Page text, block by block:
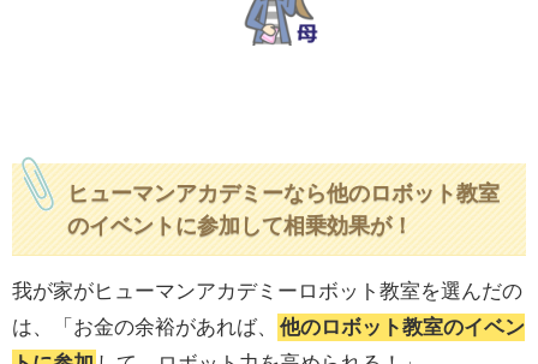
ヒューマンアカデミーなら他のロボット教室
のイベントに参加して相乗効果が！
我が家がヒューマンアカデミーロボット教室を選んだの
は、「お金の余裕があれば、
他のロボット教室のイベン